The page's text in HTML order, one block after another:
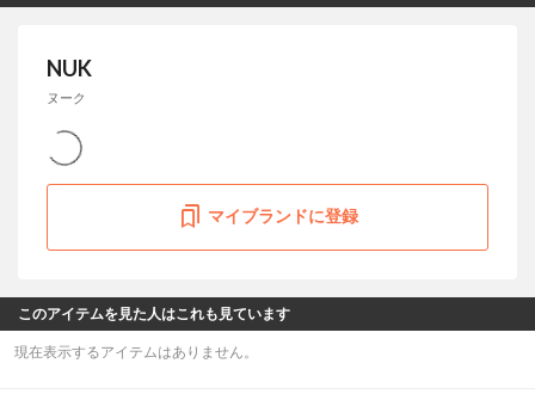
NUK
ヌーク
マイブランドに登録
このアイテムを見た人はこれも見ています
現在表示するアイテムはありません。